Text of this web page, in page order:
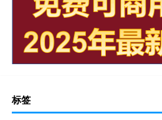
标签